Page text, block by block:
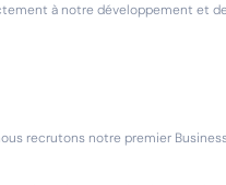
à notre développement et
recrutons notre premier